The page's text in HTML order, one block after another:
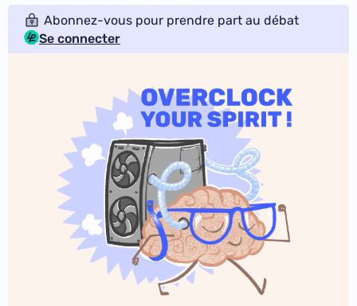
Abonnez-vous pour prendre part au débat
Se connecter